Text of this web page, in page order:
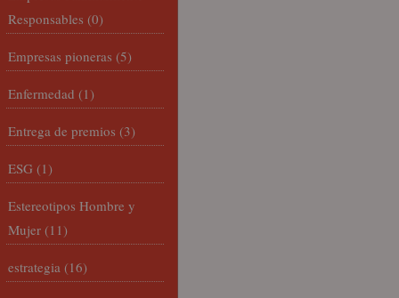
Responsables (0)
Empresas pioneras (5)
Enfermedad (1)
Entrega de premios (3)
ESG (1)
Estereotipos Hombre y
Mujer (11)
estrategia (16)